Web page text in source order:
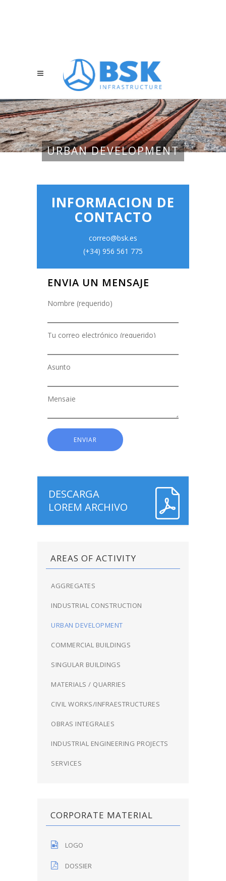
URBAN DEVELOPMENT
INFORMACION DE
CONTACTO
correo@bsk.es
(+34) 956 561 775
ENVIA UN MENSAJE
Nombre (requerido)
Tu correo electrónico (requerido)
Asunto
Mensaje
DESCARGA
LOREM ARCHIVO
AREAS OF ACTIVITY
AGGREGATES
INDUSTRIAL CONSTRUCTION
URBAN DEVELOPMENT
COMMERCIAL BUILDINGS
SINGULAR BUILDINGS
MATERIALS / QUARRIES
CIVIL WORKS/INFRAESTRUCTURES
OBRAS INTEGRALES
INDUSTRIAL ENGINEERING PROJECTS
SERVICES
CORPORATE MATERIAL
LOGO
DOSSIER